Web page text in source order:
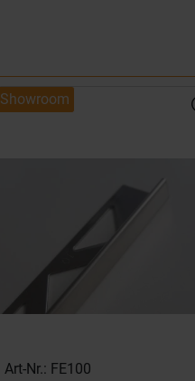
Showroom
Art-Nr.: FE100